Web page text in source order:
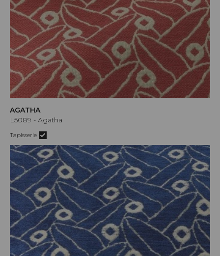
AGATHA
L5089 - Agatha
Tapisserie